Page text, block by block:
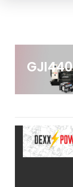
GJI440